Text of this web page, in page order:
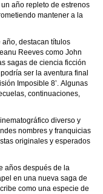
año repleto de estrenos
mantener a la
año, destacan títulos
Reeves como John
sagas de ciencia ficción
ser la aventura final
Imposible 8’. Algunas
continuaciones,
diverso y
nombres y franquicias
originales y esperados
años después de la
en una nueva saga de
como una especie de